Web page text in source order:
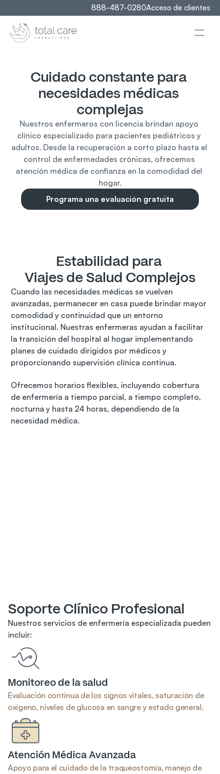
888-487-0280Acceso de clientes
Cuidado constante para
necesidades médicas
complejas
Nuestros enfermeros con licencia brindan apoyo
clínico especializado para pacientes pediátricos y
adultos. Desde la recuperación a corto plazo hasta el
control de enfermedades crónicas, ofrecemos
atención médica de confianza en la comodidad del
hogar.
Programa una evaluación gratuita
Estabilidad para
Viajes de Salud Complejos
Cuando las necesidades médicas se vuelven
avanzadas, permanecer en casa puede brindar mayor
comodidad y continuidad que un entorno
institucional. Nuestras enfermeras ayudan a facilitar
la transición del hospital al hogar implementando
planes de cuidado dirigidos por médicos y
proporcionando supervisión clínica continua.
Ofrecemos horarios flexibles, incluyendo cobertura
de enfermería a tiempo parcial, a tiempo completo,
nocturna y hasta 24 horas, dependiendo de la
necesidad médica.
Soporte Clínico Profesional
Nuestros servicios de enfermería especializada pueden
incluir:
Monitoreo de la salud
Evaluación continua de los signos vitales, saturación de
oxígeno, niveles de glucosa en sangre y estado general.
Atención Médica Avanzada
Apoyo para el cuidado de la traqueostomía, manejo de